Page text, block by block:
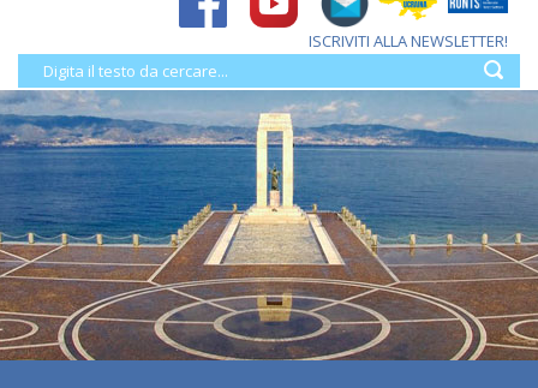
ISCRIVITI ALLA NEWSLETTER!